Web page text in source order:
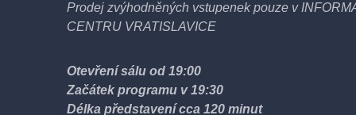
Prodej zvýhodněných vstupenek pouze v
CENTRU VRATISLAVICE
Otevření sálu od 19:00
Začátek programu v 19:30
Délka představení cca 120 minut